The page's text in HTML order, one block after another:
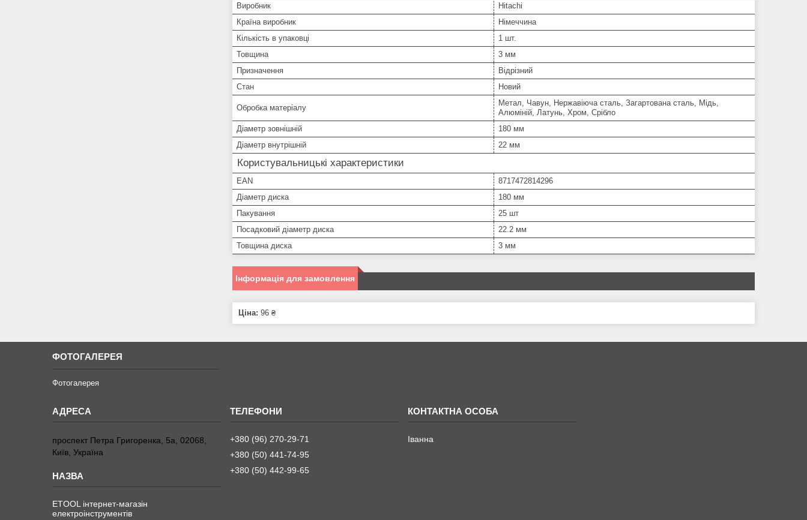
Виробник
Hitachi
Країна виробник
Німеччина
Кількість в упаковці
1 шт.
Товщина
3 мм
Призначення
Відрізний
Стан
Новий
Обробка матеріалу
Метал, Чавун, Нержавіюча сталь, Загартована сталь, Мідь,
Алюміній, Латунь, Хром, Срібло
Діаметр зовнішній
180 мм
Діаметр внутрішній
22 мм
Користувальницькі характеристики
EAN
8717472814296
Діаметр диска
180 мм
Пакування
25 шт
Посадковий діаметр диска
22.2 мм
Товщина диска
3 мм
Інформація для замовлення
Ціна: 96 ₴
ФОТОГАЛЕРЕЯ
Фотогалерея
проспект Петра Григоренка, 5а, 02068,
Київ, Україна
ETOOL інтернет-магазін
електроінструментів
+380 (96) 270-29-71
+380 (50) 441-74-95
+380 (50) 442-99-65
Іванна